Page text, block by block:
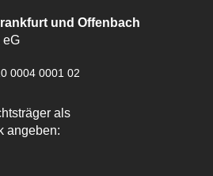
und Offenbach
eG
0004 0001 02
als
angeben: